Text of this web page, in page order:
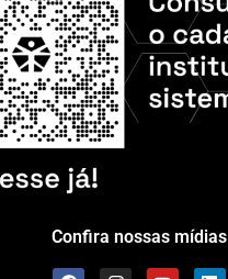
Confira nossas mídias